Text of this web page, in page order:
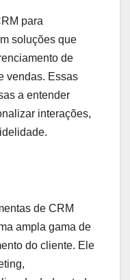
para
soluções que
de
vendas. Essas
a entender
interações,
de CRM
ampla gama de
do cliente. Ele